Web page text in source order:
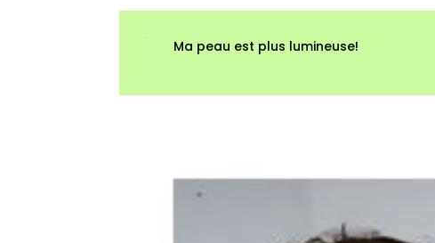
Ma peau est plus lumineuse!